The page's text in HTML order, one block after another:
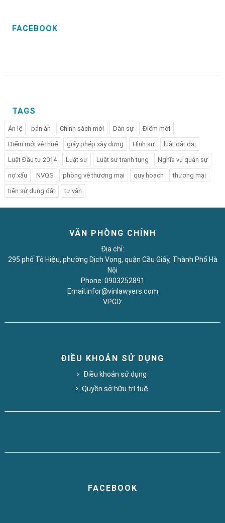
FACEBOOK
TAGS
Án lệ bản án Chính sách mới Dân sự Điểm mới
Điểm mới về thuế giấy phép xây dựng Hình sự luật đất đai
Luật Đầu tư 2014 Luật sư Luật sư tranh tụng Nghĩa vụ quân sự
nợ xấu NVQS phòng vệ thương mại quy hoạch thương mại
tiền sử dụng đất tư vấn
VĂN PHÒNG CHÍNH
Địa chỉ:
295 phố Tô Hiệu, phường Dịch Vọng, quận Cầu Giấy, Thành Phố Hà
Nội
Phone: 0903252891
Email:infor@vinlawyers.com
VPGD:
ĐIỀU KHOẢN SỬ DỤNG
Điều khoản sử dụng
Quyền sở hữu trí tuệ
FACEBOOK